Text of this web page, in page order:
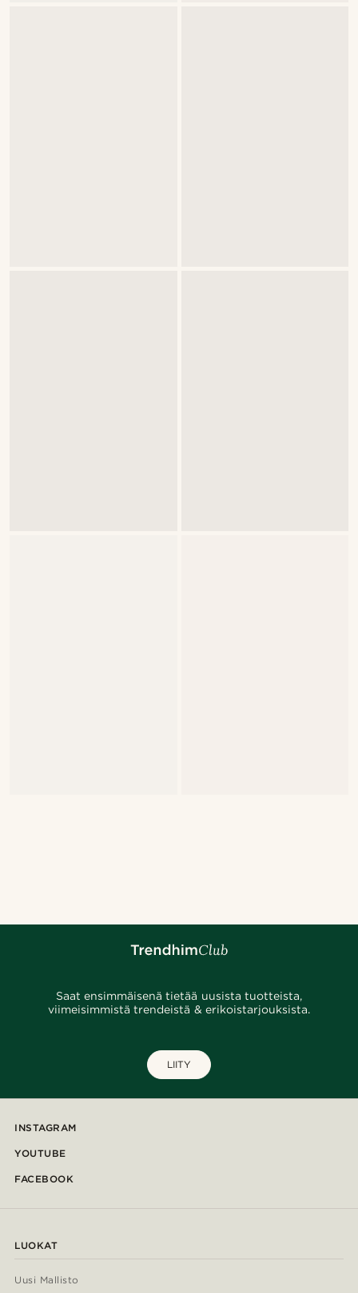
Saat ensimmäisenä tietää uusista tuotteista,
viimeisimmistä trendeistä & erikoistarjouksista.
LIITY
INSTAGRAM
YOUTUBE
FACEBOOK
LUOKAT
Uusi Mallisto